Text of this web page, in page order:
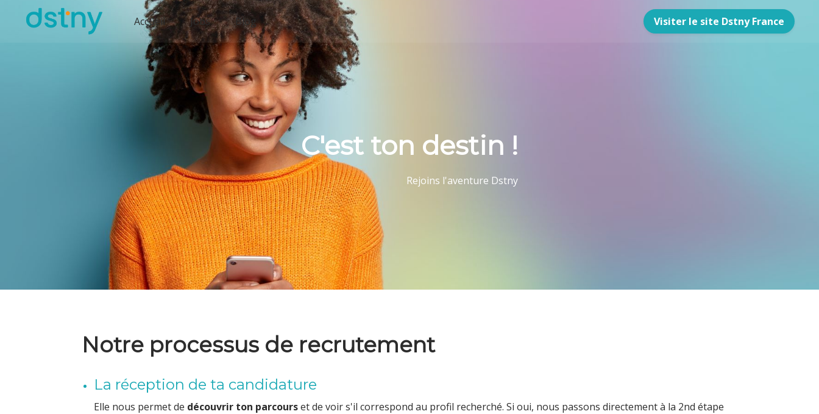
Accueil Jobs Blog Visiter le site Dstny France
C'est ton destin !
Rejoins l'aventure Dstny
Notre processus de recrutement
La réception de ta candidature
Elle nous permet de découvrir ton parcourset de voir s'il correspond au profil recherché. Si oui, nous passons directement à la 2nd étape